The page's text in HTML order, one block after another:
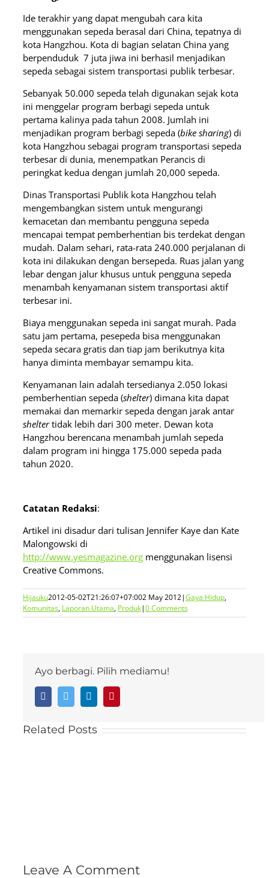
Ide terakhir yang dapat mengubah cara kita
menggunakan sepeda berasal dari China, tepatnya di
kota Hangzhou. Kota di bagian selatan China yang
berpenduduk 7 juta jiwa ini berhasil menjadikan
sepeda sebagai sistem transportasi publik terbesar.
Sebanyak 50.000 sepeda telah digunakan sejak kota
ini menggelar program berbagi sepeda untuk
pertama kalinya pada tahun 2008. Jumlah ini
menjadikan program berbagi sepeda (bike sharing) di
kota Hangzhou sebagai program transportasi sepeda
terbesar di dunia, menempatkan Perancis di
peringkat kedua dengan jumlah 20,000 sepeda.
Dinas Transportasi Publik kota Hangzhou telah
mengembangkan sistem untuk mengurangi
kemacetan dan membantu pengguna sepeda
mencapai tempat pemberhentian bis terdekat dengan
mudah. Dalam sehari, rata-rata 240.000 perjalanan di
kota ini dilakukan dengan bersepeda. Ruas jalan yang
lebar dengan jalur khusus untuk pengguna sepeda
menambah kenyamanan sistem transportasi aktif
terbesar ini.
Biaya menggunakan sepeda ini sangat murah. Pada
satu jam pertama, pesepeda bisa menggunakan
sepeda secara gratis dan tiap jam berikutnya kita
hanya diminta membayar semampu kita.
Kenyamanan lain adalah tersedianya 2.050 lokasi
pemberhentian sepeda (shelter) dimana kita dapat
memakai dan memarkir sepeda dengan jarak antar
sheltertidak lebih dari 300 meter. Dewan kota
Hangzhou berencana menambah jumlah sepeda
dalam program ini hingga 175.000 sepeda pada
tahun 2020.
Catatan Redaksi:
Artikel ini disadur dari tulisan Jennifer Kaye dan Kate
Malongowski di
http://www.yesmagazine.org menggunakan lisensi
Creative Commons.
Hijauku2012-05-02T21:26:07+07:002 May 2012|Gaya Hidup,
Komunitas, Laporan Utama, Produk|0 Comments
Ayo berbagi. Pilih mediamu!
FacebookTwitter LinkedIn
Related Posts
Leave A Comment